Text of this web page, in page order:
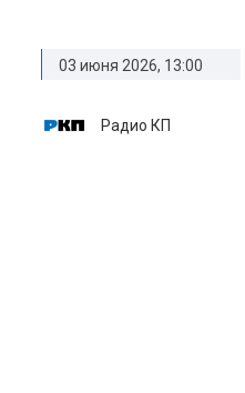
03 июня 2026, 13:00
Радио КП